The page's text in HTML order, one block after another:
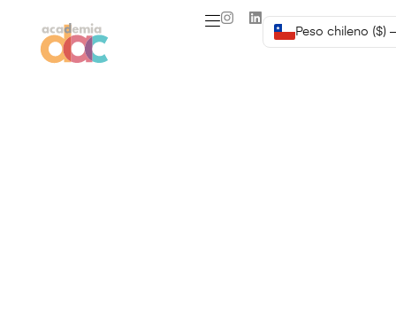
Peso chileno ($)